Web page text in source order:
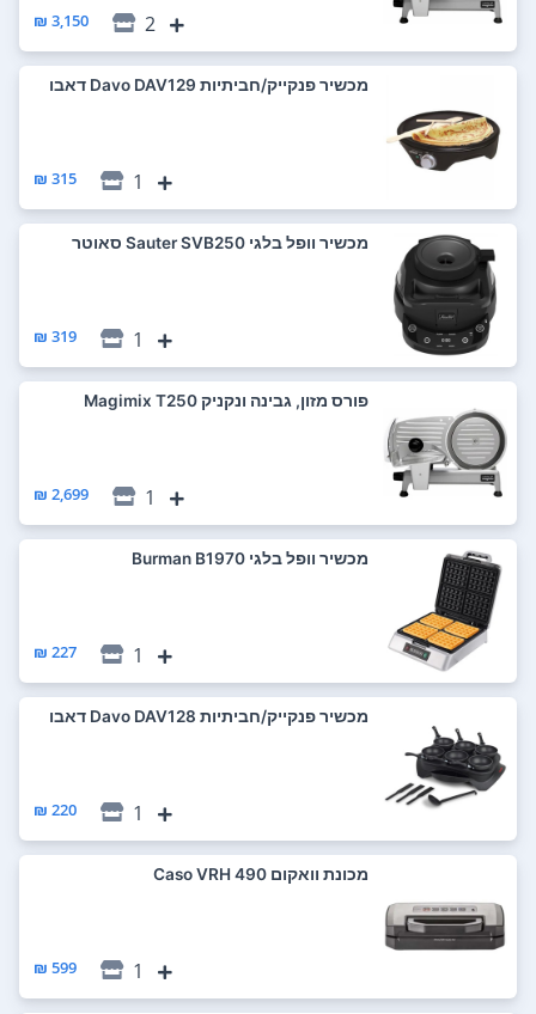
2
3,150 ₪
‏מכשיר פנקייק/חביתיות Davo DAV129 דאבו
1
315 ₪
‏מכשיר וופל בלגי Sauter SVB250 סאוטר
1
319 ₪
‏פורס מזון, גבינה ונקניק Magimix T250
1
2,699 ₪
‏מכשיר וופל בלגי Burman B1970
1
227 ₪
‏מכשיר פנקייק/חביתיות Davo DAV128 דאבו
1
220 ₪
‏מכונת וואקום Caso VRH 490
1
599 ₪